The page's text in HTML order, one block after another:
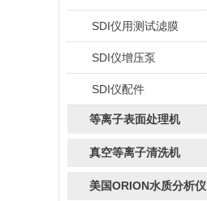
SDI仪用测试滤膜
SDI仪增压泵
SDI仪配件
等离子表面处理机
真空等离子清洗机
美国ORION水质分析仪